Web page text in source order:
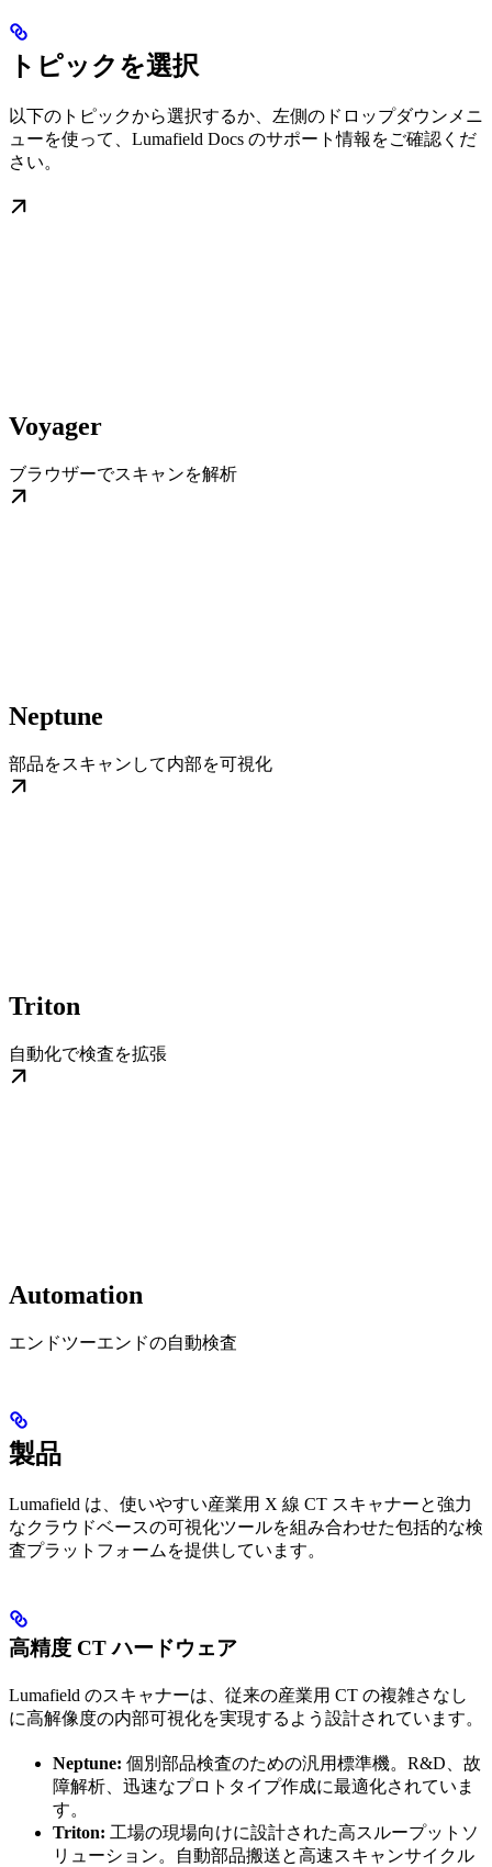
トピックを選択
以下のトピックから選択するか、左側のドロップダウンメニ
ューを使って、Lumafield Docs のサポート情報をご確認くだ
さい。
Voyager
ブラウザーでスキャンを解析
Neptune
部品をスキャンして内部を可視化
Triton
自動化で検査を拡張
Automation
エンドツーエンドの自動検査
製品
Lumafield は、使いやすい産業用 X 線 CT スキャナーと強力
なクラウドベースの可視化ツールを組み合わせた包括的な検
査プラットフォームを提供しています。
高精度 CT ハードウェア
Lumafield のスキャナーは、従来の産業用 CT の複雑さなし
に高解像度の内部可視化を実現するよう設計されています。
Neptune: 個別部品検査のための汎用標準機。R&D、故
障解析、迅速なプロトタイプ作成に最適化されていま
す。
Triton: 工場の現場向けに設計された高スループットソ
リューション。自動部品搬送と高速スキャンサイクル